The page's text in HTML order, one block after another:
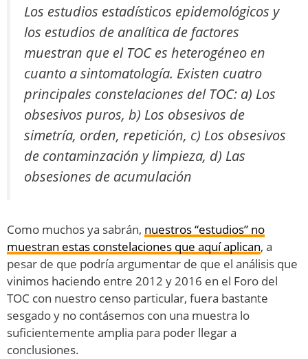
Los estudios estadísticos epidemológicos y
los estudios de analítica de factores
muestran que el TOC es heterogéneo en
cuanto a sintomatología. Existen cuatro
principales constelaciones del TOC: a) Los
obsesivos puros, b) Los obsesivos de
simetría, orden, repetición, c) Los obsesivos
de contaminzación y limpieza, d) Las
obsesiones de acumulación
Como muchos ya sabrán, nuestros “estudios” no
muestran estas constelaciones que aquí aplican, a
pesar de que podría argumentar de que el análisis que
vinimos haciendo entre 2012 y 2016 en el Foro del
TOC con nuestro censo particular, fuera bastante
sesgado y no contásemos con una muestra lo
suficientemente amplia para poder llegar a
conclusiones.